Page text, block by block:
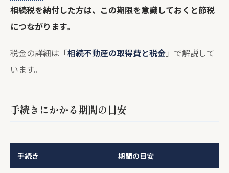
相続税を納付した方は、この期限を意識しておくと節税
につながります。
税金の詳細は「相続不動産の取得費と税金」で解説して
います。
手続きにかかる期間の目安
手続き 期間の目安